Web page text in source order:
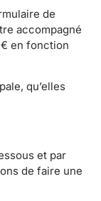
de
accompagné
en fonction
qu’elles
et par
de faire une